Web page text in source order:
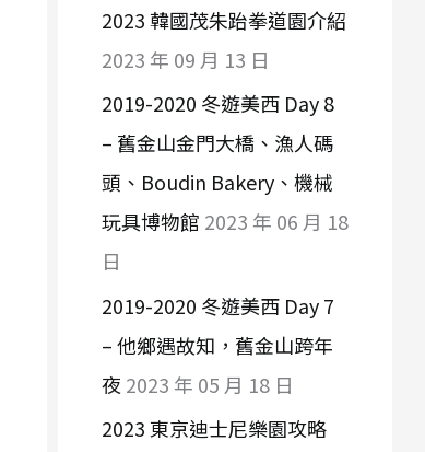
2023 韓國茂朱跆拳道園介紹
2023 年 09 月 13 日
2019-2020 冬遊美西 Day 8
– 舊金山金門大橋、漁人碼
頭、Boudin Bakery、機械
玩具博物館 2023 年 06 月 18
日
2019-2020 冬遊美西 Day 7
– 他鄉遇故知，舊金山跨年
夜 2023 年 05 月 18 日
2023 東京迪士尼樂園攻略